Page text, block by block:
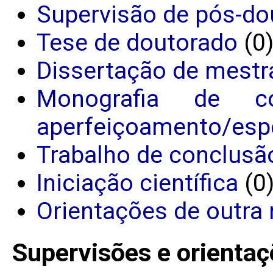
Supervisão de pós-
Tese de doutorado (0)
Dissertação de
Monografia de
aperfeiçoamento/
Trabalho de
Iniciação científica
Orientações de outra
Supervisões e